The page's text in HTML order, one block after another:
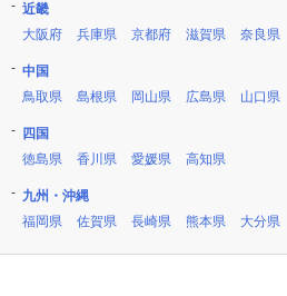
近畿
大阪府
兵庫県 京都府 滋賀県 奈良県
中国
鳥取県
島根県 岡山県 広島県 山口県
四国
徳島県
香川県 愛媛県 高知県
九州・沖縄
福岡県
佐賀県 長崎県 熊本県 大分県